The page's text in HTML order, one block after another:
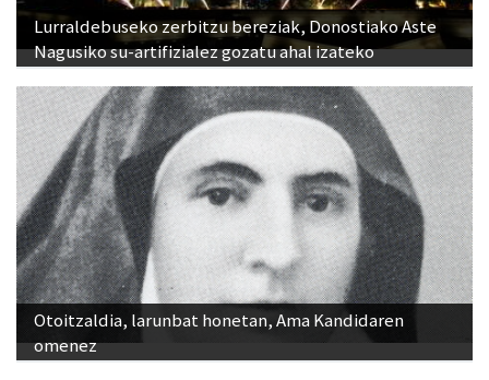
Lurraldebuseko zerbitzu bereziak, Donostiako Aste
Nagusiko su-artifizialez gozatu ahal izateko
Otoitzaldia, larunbat honetan, Ama Kandidaren
omenez